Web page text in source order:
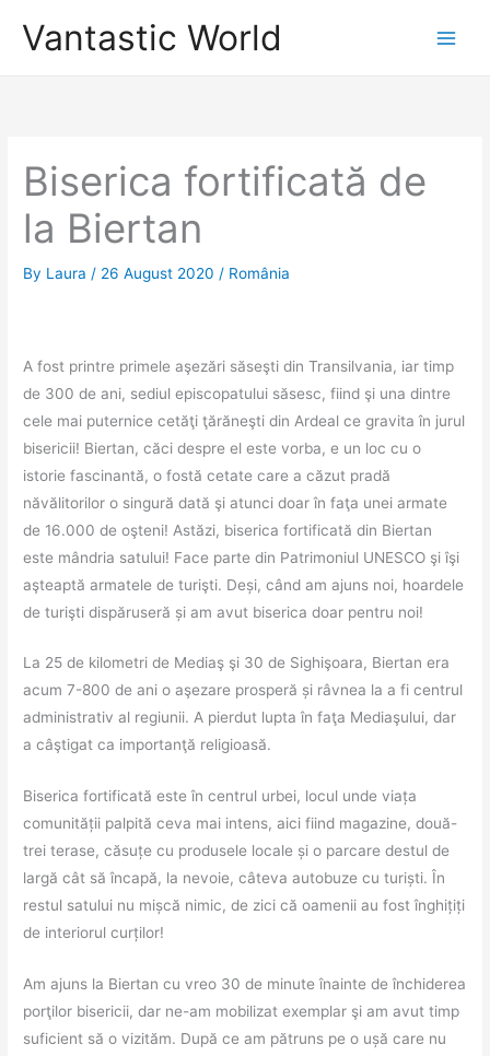
Vantastic World
Biserica fortificată de
la Biertan
By Laura/ 26 August 2020/ România
A fost printre primele aşezări săseşti din Transilvania, iar timp
de 300 de ani, sediul episcopatului săsesc, fiind şi una dintre
cele mai puternice cetăţi ţărăneşti din Ardeal ce gravita în jurul
bisericii! Biertan, căci despre el este vorba, e un loc cu o
istorie fascinantă, o fostă cetate care a căzut pradă
năvălitorilor o singură dată şi atunci doar în faţa unei armate
de 16.000 de oşteni! Astăzi, biserica fortificată din Biertan
este mândria satului! Face parte din Patrimoniul UNESCO şi îşi
aşteaptă armatele de turişti. Deși, când am ajuns noi, hoardele
de turişti dispăruseră și am avut biserica doar pentru noi!
La 25 de kilometri de Mediaş şi 30 de Sighişoara, Biertan era
acum 7-800 de ani o aşezare prosperă și râvnea la a fi centrul
administrativ al regiunii. A pierdut lupta în faţa Mediaşului, dar
a câştigat ca importanţă religioasă.
Biserica fortificată este în centrul urbei, locul unde viața
comunității palpită ceva mai intens, aici fiind magazine, două-
trei terase, căsuțe cu produsele locale și o parcare destul de
largă cât să încapă, la nevoie, câteva autobuze cu turiști. În
restul satului nu mișcă nimic, de zici că oamenii au fost înghițiți
de interiorul curților!
Am ajuns la Biertan cu vreo 30 de minute înainte de închiderea
porţilor bisericii, dar ne-am mobilizat exemplar şi am avut timp
suficient să o vizităm. După ce am pătruns pe o ușă care nu